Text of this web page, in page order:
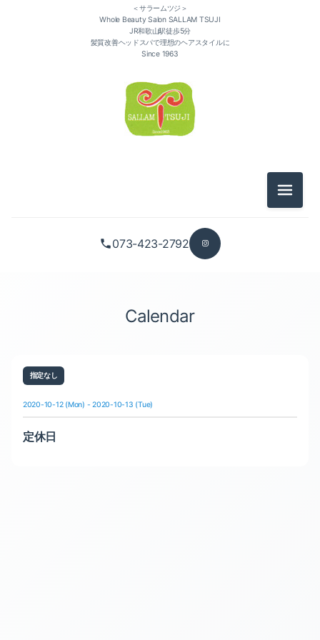
073-423-2792
＜サラームツジ＞
Whole Beauty Salon SALLAM TSUJI
JR和歌山駅徒歩5分
髪質改善ヘッドスパで理想のヘアスタイルに
Since 1963
メニュ
Calendar
指定なし
2020-10-12 (Mon) - 2020-10-13 (Tue)
定休日